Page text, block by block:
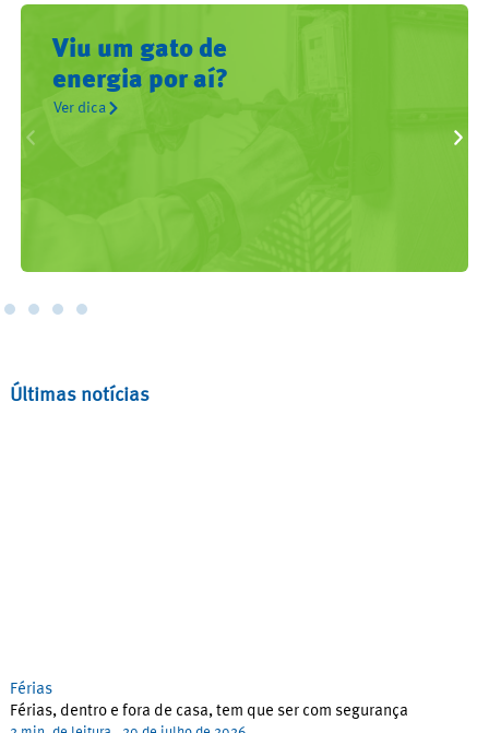
Obra boa é a que fica longe da
rede elétrica.
Ver dica
Últimas notícias
Férias
Férias, dentro e fora de casa, tem que ser com segurança